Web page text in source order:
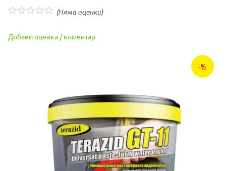
(Няма оценки)
Добави оценка / коментар
-%